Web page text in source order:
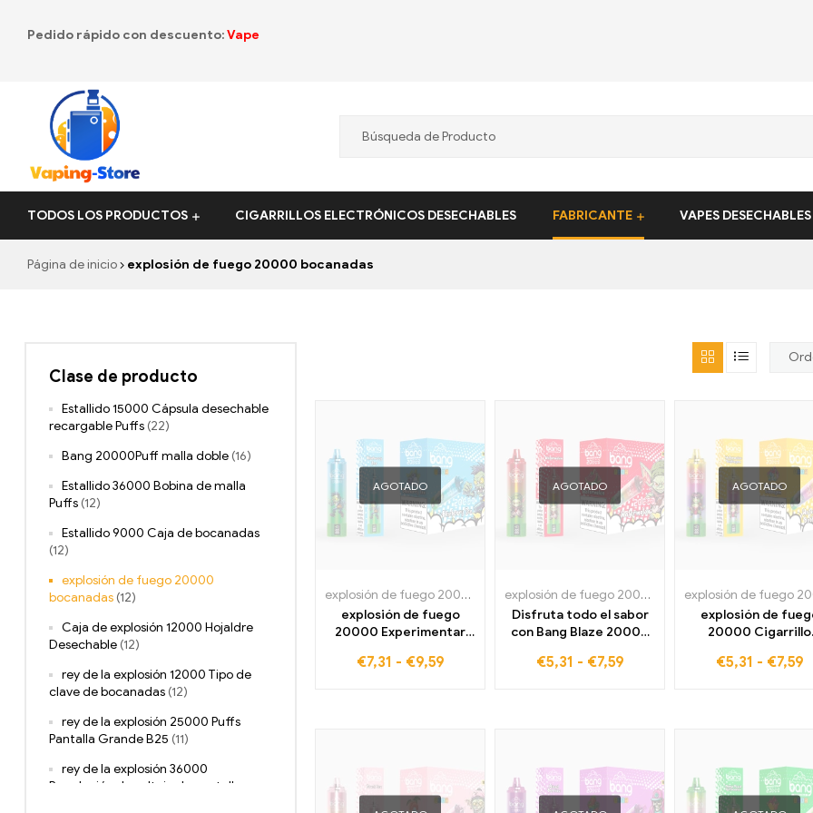
Pedido rápido con descuento:Vape
Vaping-
Store.de
TODOS LOS PRODUCTOS CIGARRILLOS ELECTRÓNICOS DESECHABLES FABRICANTE VAPES
Página de inicio explosión de fuego 20000 bocanadas
AGOTADO
explosión de fuego 20000 bocanadas
explosión de fuego
20000 Experimentar
Trenes de disfrute puro
€7,31 - €9,59
AGOTADO
explosión de fuego 20000 bocanadas ,Cigarrillos
Disfruta todo el sabor
con Bang Blaze 20000
desechable Puffs
€5,31 - €7,59
AGOTADO
explosión de
20000 Cigarrillo
Puffs Watermelon
€5,31 - €7,59
Clase de producto
Estallido 15000 Cápsula desechable
recargable Puffs (22)
Bang 20000Puff malla doble (16)
Estallido 36000 Bobina de malla
Puffs (12)
Estallido 9000 Caja de bocanadas
(12)
explosión de fuego 20000
bocanadas (12)
Caja de explosión 12000 Hojaldre
Desechable (12)
rey de la explosión 12000 Tipo de
clave de bocanadas (12)
rey de la explosión 25000 Puffs
Pantalla Grande B25 (11)
rey de la explosión 36000
Regulación de voltaje de pantalla